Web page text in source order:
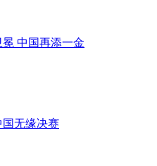
中国再添一金
国无缘决赛